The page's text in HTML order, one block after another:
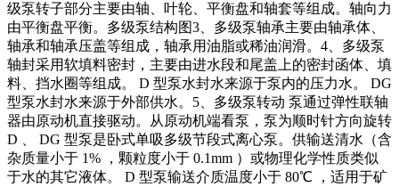
级泵转子部分主要由轴、叶轮、平衡盘和轴套等组成。轴向力
由平衡盘平衡。多级泵结构图3、多级泵轴承主要由轴承体、
轴承和轴承压盖等组成，轴承用油脂或稀油润滑。4、多级泵
轴封采用软填料密封，主要由进水段和尾盖上的密封函体、填
料、挡水圈等组成。 D 型泵水封水来源于泵内的压力水。 DG
型泵水封水来源于外部供水。5、多级泵转动 泵通过弹性联轴
器由原动机直接驱动。从原动机端看泵，泵为顺时针方向旋转
D 、 DG 型泵是卧式单吸多级节段式离心泵。供输送清水（含
杂质量小于 1% ，颗粒度小于 0.1mm ）或物理化学性质类似
于水的其它液体。 D 型泵输送介质温度小于 80℃ ，适用于矿